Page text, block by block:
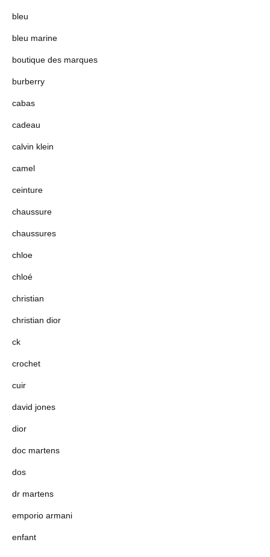
bleu
bleu marine
boutique des marques
burberry
cabas
cadeau
calvin klein
camel
ceinture
chaussure
chaussures
chloe
chloé
christian
christian dior
ck
crochet
cuir
david jones
dior
doc martens
dos
dr martens
emporio armani
enfant